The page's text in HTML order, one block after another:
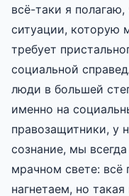
всё-таки я
ситуации, которую
требует
социальной
люди в большей
именно на
правозащитники, у
сознание, мы
мрачном свете: всё
нагнетаем, но